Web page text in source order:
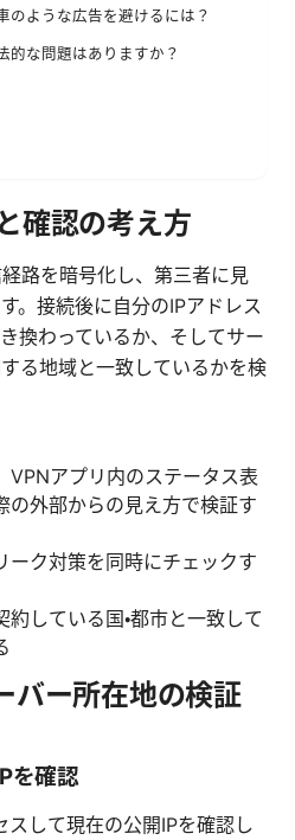
のような広告を避けるには？
的な問題はありますか？
確認の考え方
路を暗号化し、第三者に見
。接続後に自分のIPアドレス
換わっているか、そしてサー
る地域と一致しているかを検
VPNアプリ内のステータス表
の外部からの見え方で検証す
ーク対策を同時にチェックす
している国・都市と一致して
バー所在地の検証
を確認
スして現在の公開IPを確認し